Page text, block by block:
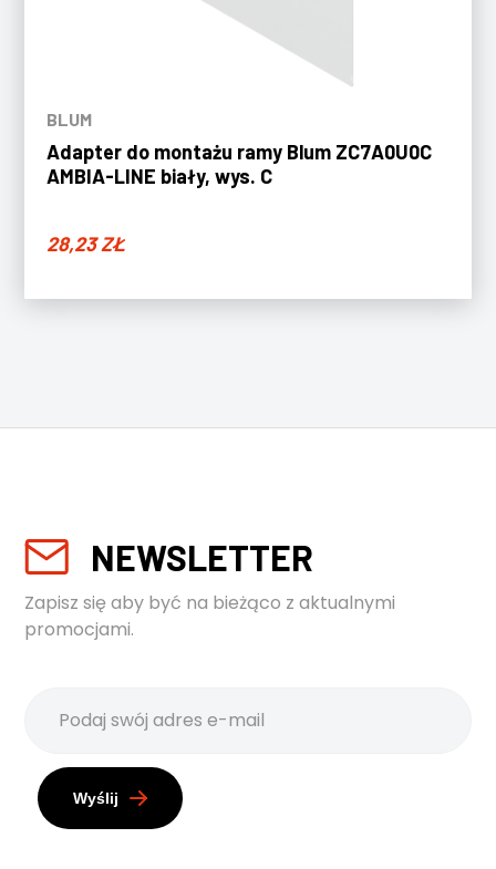
BLUM
Adapter do montażu ramy Blum ZC7A0U0C
AMBIA-LINE biały, wys. C
28,23ZŁ
NEWSLETTER
Zapisz się aby być na bieżąco z aktualnymi
promocjami.
Wyślij